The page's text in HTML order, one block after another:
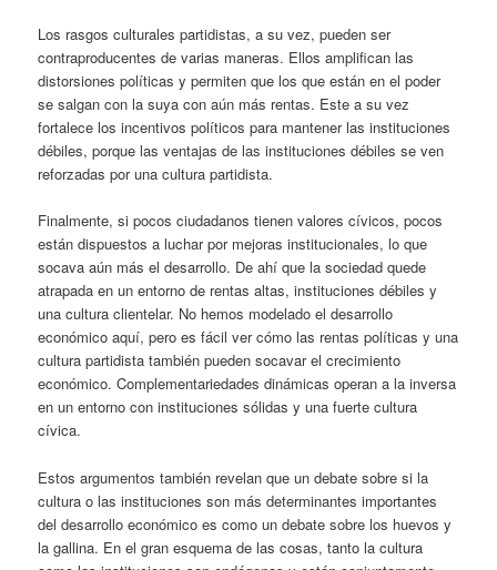
Los rasgos culturales partidistas, a su vez, pueden ser
contraproducentes de varias maneras. Ellos amplifican las
distorsiones políticas y permiten que los que están en el poder
se salgan con la suya con aún más rentas. Este a su vez
fortalece los incentivos políticos para mantener las instituciones
débiles, porque las ventajas de las instituciones débiles se ven
reforzadas por una cultura partidista.
Finalmente, si pocos ciudadanos tienen valores cívicos, pocos
están dispuestos a luchar por mejoras institucionales, lo que
socava aún más el desarrollo. De ahí que la sociedad quede
atrapada en un entorno de rentas altas, instituciones débiles y
una cultura clientelar. No hemos modelado el desarrollo
económico aquí, pero es fácil ver cómo las rentas políticas y una
cultura partidista también pueden socavar el crecimiento
económico. Complementariedades dinámicas operan a la inversa
en un entorno con instituciones sólidas y una fuerte cultura
cívica.
Estos argumentos también revelan que un debate sobre si la
cultura o las instituciones son más determinantes importantes
del desarrollo económico es como un debate sobre los huevos y
la gallina. En el gran esquema de las cosas, tanto la cultura